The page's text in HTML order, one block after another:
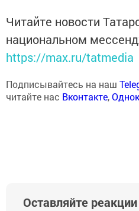
Читайте новости
национальном
https://max.ru/tatmedia
Подписывайтесь на наш
читайте нас Вконтакте,
Оставляйте реакции